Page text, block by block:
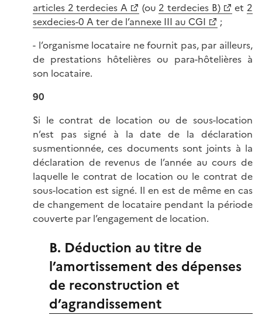
articles 2 terdecies A
(ou 2 terdecies B) et 2
sexdecies-0 A ter de l’annexe III au CGI
;
- l’organisme locataire ne fournit pas, par ailleurs,
de prestations hôtelières ou para-hôtelières à
son locataire.
90
Si le contrat de location ou de sous-location
n’est pas signé à la date de la déclaration
susmentionnée, ces documents sont joints à la
déclaration de revenus de l’année au cours de
laquelle le contrat de location ou le contrat de
sous-location est signé. Il en est de même en cas
de changement de locataire pendant la période
couverte par l’engagement de location.
B. Déduction au titre de
l’amortissement des dépenses
de reconstruction et
d’agrandissement